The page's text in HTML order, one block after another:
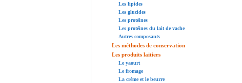
Les lipides
Les glucides
Les protéines
Les protéines du lait de vache
Autres composants
Les méthodes de conservation
Les produits laitiers
Le yaourt
Le fromage
La crème et le beurre